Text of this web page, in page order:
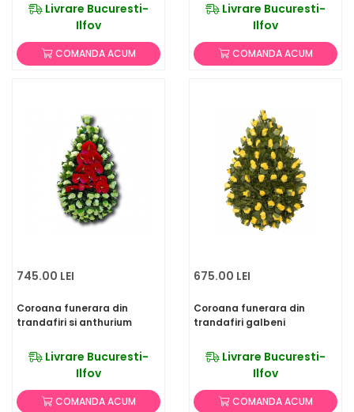
Livrare Bucuresti-
Ilfov
COMANDA ACUM
Livrare Bucuresti-
Ilfov
COMANDA ACUM
745.00 LEI
Coroana funerara din
trandafiri si anthurium
Livrare Bucuresti-
Ilfov
COMANDA ACUM
675.00 LEI
Coroana funerara din
trandafiri galbeni
Livrare Bucuresti-
Ilfov
COMANDA ACUM